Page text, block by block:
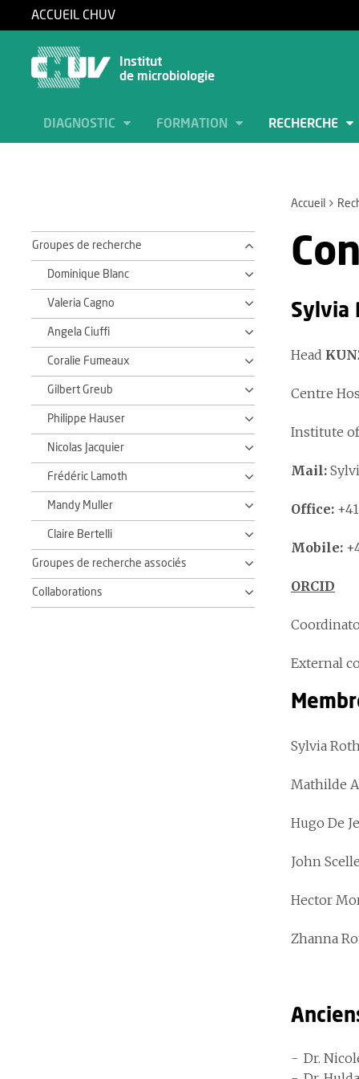
ACCUEIL CHUV
Institut
de microbiologie
DIAGNOSTIC FORMATION RECHERCHE
Accueil
Groupes de recherche
Dominique Blanc
Valeria Cagno
Angela Ciuffi
Coralie Fumeaux
Gilbert Greub
Philippe Hauser
Nicolas Jacquier
Frédéric Lamoth
Mandy Muller
Claire Bertelli
Groupes de recherche associés
Collaborations
Sylvia
Head
Centre
Institute of
Mail:
Office:
Mobile:
ORCID
External
Sylvia
Mathilde
Hugo De
John
Hector
Zhanna
Dr.